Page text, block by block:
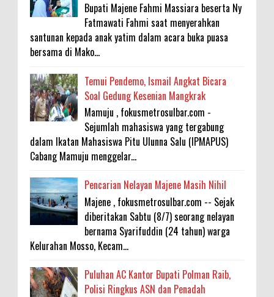
Bupati Majene Fahmi Massiara beserta Ny
Fatmawati Fahmi saat menyerahkan
santunan kepada anak yatim dalam acara buka puasa
bersama di Mako...
Temui Pendemo, Ismail Angkat Bicara
Soal Gedung Kesenian Mangkrak
Mamuju , fokusmetrosulbar.com -
Sejumlah mahasiswa yang tergabung
dalam Ikatan Mahasiswa Pitu Ulunna Salu (IPMAPUS)
Cabang Mamuju menggelar...
Pencarian Nelayan Majene Masih Nihil
Majene , fokusmetrosulbar.com -- Sejak
diberitakan Sabtu (8/7) seorang nelayan
bernama Syarifuddin (24 tahun) warga
Kelurahan Mosso, Kecam...
Puluhan AC Kantor Bupati Polman Raib,
Polisi Ringkus ASN dan Penadah